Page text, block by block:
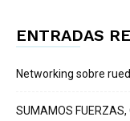
ENTRADAS
Networking sobre
SUMAMOS FUERZAS,